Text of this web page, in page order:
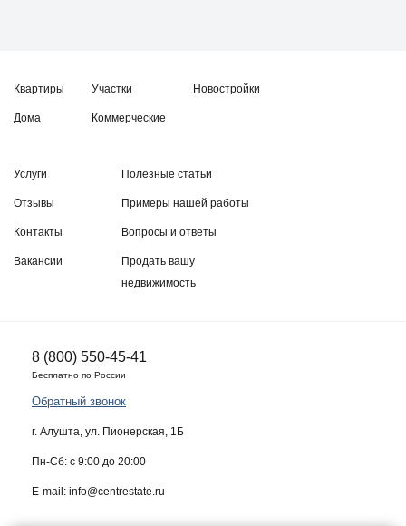
Квартиры
Дома
Участки
Коммерческие
Новостройки
Услуги
Отзывы
Контакты
Вакансии
Полезные статьи
Примеры нашей работы
Вопросы и ответы
Продать вашу
недвижимость
8 (800) 550-45-41
Бесплатно по России
Обратный звонок
г. Алушта, ул. Пионерская, 1Б
Пн-Сб: с 9:00 до 20:00
E-mail: info@centrestate.ru